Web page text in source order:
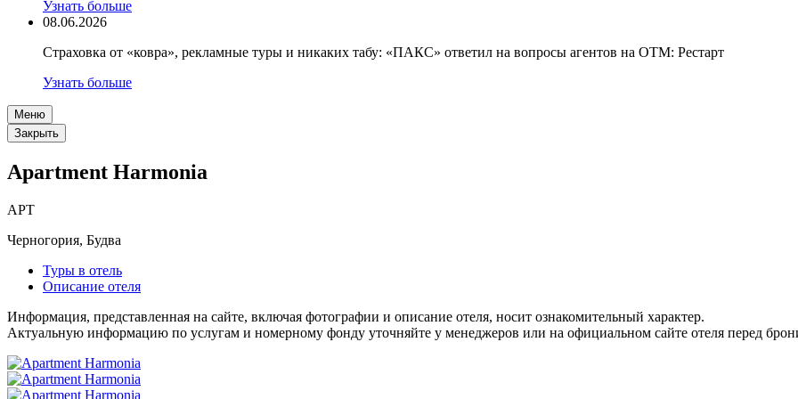
Узнать больше
08.06.2026
Страховка от «ковра», рекламные туры и никаких табу: «ПАКС» ответил на вопросы агентов на OTM: Рестарт
Узнать больше
Меню
Закрыть
Apartment Harmonia
APT
Черногория, Будва
Туры в отель
Описание отеля
Информация, представленная на сайте, включая фотографии и описание отеля, носит ознакомительный характер.
Актуальную информацию по услугам и номерному фонду уточняйте у менеджеров или на официальном сайте отеля перед